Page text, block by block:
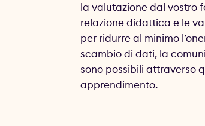
la valutazione dal vostro
relazione didattica e le
per ridurre al minimo
scambio di dati, la
sono possibili attraverso
apprendimento.